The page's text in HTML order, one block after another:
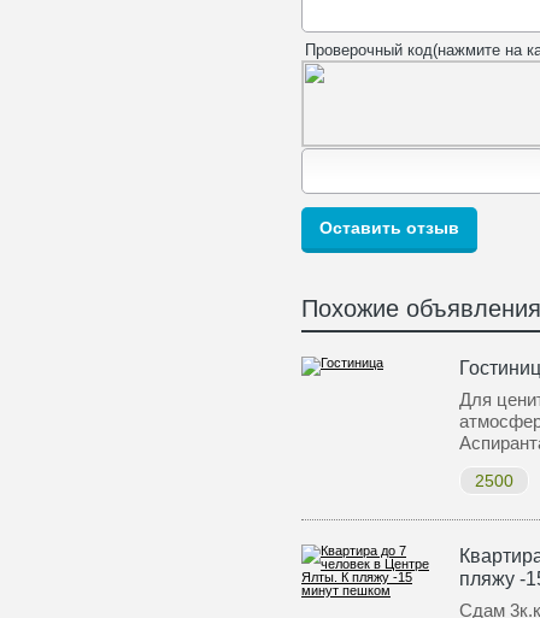
Проверочный код(нажмите на
Похожие объявления
Для
2500
пляжу -
Сдам